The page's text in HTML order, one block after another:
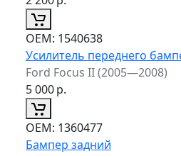
ОЕМ: 1540638
Усилитель переднего
Ford Focus II (2005—2008)
5 000р.
ОЕМ: 1360477
Бампер задний